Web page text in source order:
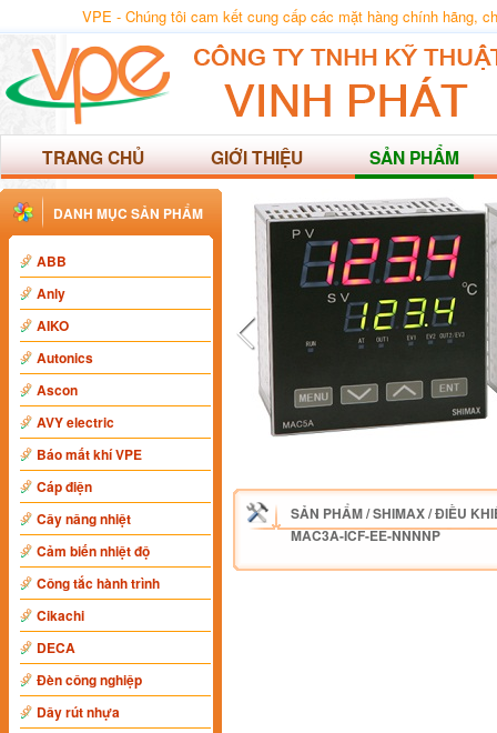
VPE - Chúng tôi cam kết cung cấp các mặt hàng chính hãng,
TRANG CHỦ GIỚI THIỆU SẢN PHẨM
DANH MỤC SẢN PHẨM
ABB
Anly
AIKO
Autonics
Ascon
AVY electric
Báo mất khí VPE
Cáp điện
Cây nâng nhiệt
Cảm biến nhiệt độ
Công tắc hành trình
Cikachi
DECA
Đèn công nghiệp
Dây rút nhựa
SẢN PHẨM/SHIMAX/ĐIỀU
MAC3A-ICF-EE-NNNNP